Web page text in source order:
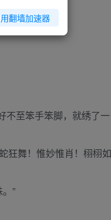
至笨手笨脚，就绣了一
狂舞！惟妙惟肖！栩栩如
”
翻墙加速器